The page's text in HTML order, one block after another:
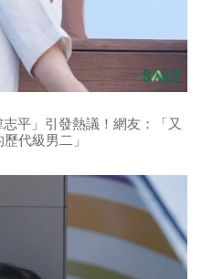
平」引發熱議！網友：「又
代級男二」